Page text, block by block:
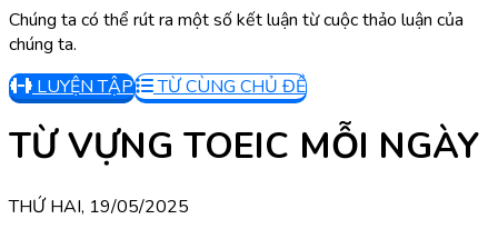
Chúng ta có thể rút ra một số kết luận từ cuộc thảo luận của
chúng ta.
LUYỆN TẬP
TỪ CÙNG CHỦ ĐỀ
TỪ VỰNG TOEIC MỖI NGÀY
THỨ HAI, 19/05/2025